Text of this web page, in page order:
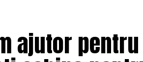
ajutor